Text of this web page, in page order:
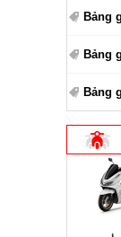
Bảng
Bảng
Bảng